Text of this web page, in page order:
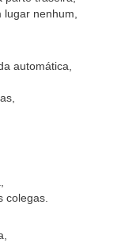
nenhum,
automática,
colegas.